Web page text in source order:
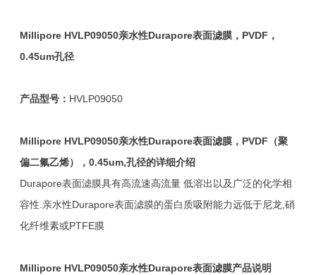
Millipore HVLP09050亲水性Durapore表面滤膜，PVDF ，
0.45um孔径
产品型号： HVLP09050
Millipore HVLP09050亲水性Durapore表面滤膜，PVDF （聚
偏二氟乙烯），0.45um,孔径的详细介绍
Durapore表面滤膜具有高流速高流量 低溶出以及广泛的化学相
容性.亲水性Durapore表面滤膜的蛋白质吸附能力远低于尼龙,硝
化纤维素或PTFE膜
Millipore HVLP09050亲水性Durapore表面滤膜产品说明